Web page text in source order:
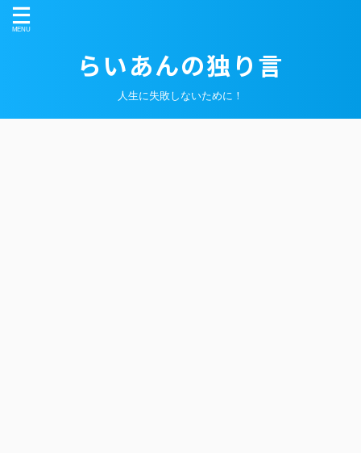
らいあんの独り言
人生に失敗しないために！